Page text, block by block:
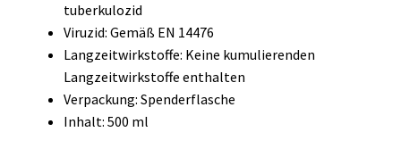
tuberkulozid
Viruzid: Gemäß EN 14476
Langzeitwirkstoffe: Keine kumulierenden
Langzeitwirkstoffe enthalten
Verpackung: Spenderflasche
Inhalt: 500 ml